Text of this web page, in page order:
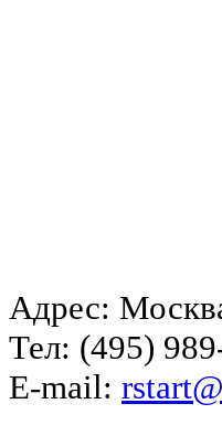
Адрес:
Тел: (495)
E-mail: